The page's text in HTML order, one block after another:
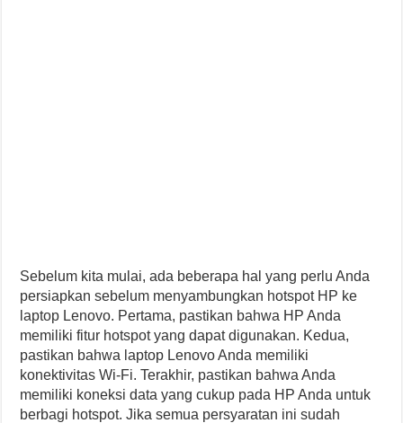
Sebelum kita mulai, ada beberapa hal yang perlu Anda
persiapkan sebelum menyambungkan hotspot HP ke
laptop Lenovo. Pertama, pastikan bahwa HP Anda
memiliki fitur hotspot yang dapat digunakan. Kedua,
pastikan bahwa laptop Lenovo Anda memiliki
konektivitas Wi-Fi. Terakhir, pastikan bahwa Anda
memiliki koneksi data yang cukup pada HP Anda untuk
berbagi hotspot. Jika semua persyaratan ini sudah